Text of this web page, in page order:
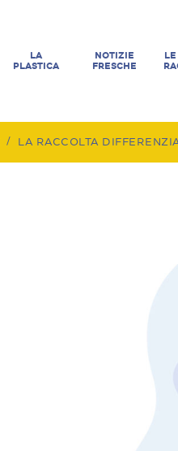
LA
PLASTICA
NOTIZIE
FRESCHE
LA RACCOLTA